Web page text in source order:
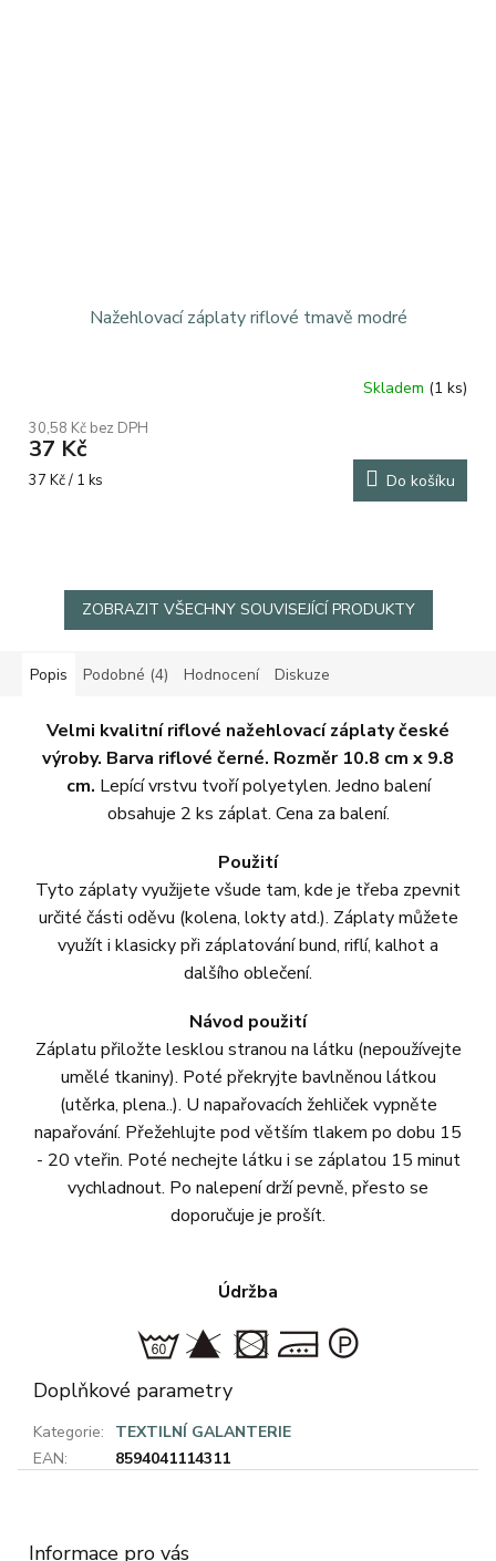
Nažehlovací záplaty riflové tmavě modré
produktu
je
5,0
Skladem (1 ks)
30,58 Kč bez DPH
37 Kč
Měrná
37 Kč / 1 ks Do košíku
ZOBRAZIT VŠECHNY SOUVISEJÍCÍ PRODUKTY
Popis Podobné (4) Hodnocení Diskuze
Velmi kvalitní riflové nažehlovací záplaty české
výroby. Barva riflové černé. Rozměr 10.8 cm x 9.8
cm. Lepící vrstvu tvoří polyetylen. Jedno balení
obsahuje 2 ks záplat. Cena za balení.
Použití
Tyto záplaty využijete všude tam, kde je třeba zpevnit
určité části oděvu (kolena, lokty atd.). Záplaty můžete
využít i klasicky při záplatování bund, riflí, kalhot a
dalšího oblečení.
Návod použití
Záplatu přiložte lesklou stranou na látku (nepoužívejte
umělé tkaniny). Poté překryjte bavlněnou látkou
(utěrka, plena..). U napařovacích žehliček vypněte
napařování. Přežehlujte pod větším tlakem po dobu 15
- 20 vteřin. Poté nechejte látku i se záplatou 15 minut
vychladnout. Po nalepení drží pevně, přesto se
doporučuje je prošít.
Údržba
Doplňkové parametry
Kategorie:
TEXTILNÍ GALANTERIE
EAN: 8594041114311
Informace pro vás